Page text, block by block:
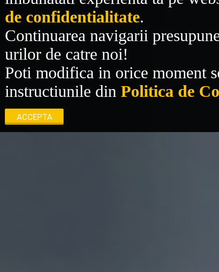
de confidentialitate.
Continuarea navigarii
urilor de catre noi!
Poti modifica in orice moment
instructiunile din Politica de
ACCEPTA